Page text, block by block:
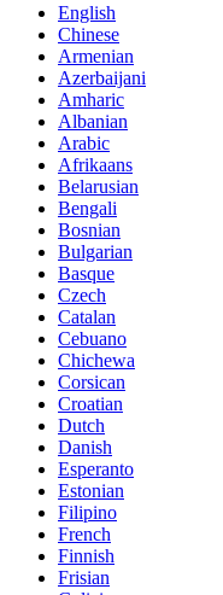
English
Chinese
Armenian
Azerbaijani
Amharic
Albanian
Arabic
Afrikaans
Belarusian
Bengali
Bosnian
Bulgarian
Basque
Czech
Catalan
Cebuano
Chichewa
Corsican
Croatian
Dutch
Danish
Esperanto
Estonian
Filipino
French
Finnish
Frisian